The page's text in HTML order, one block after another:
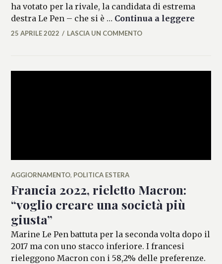
ha votato per la rivale, la candidata di estrema
destra Le Pen – che si è … Continua a leggere
MICAELA
25 APRILE 2022 LASCIA UN COMMENTO
AGGIORNAMENTO, POLITICA ESTERA
Francia 2022, rieletto Macron:
“voglio creare una società più
giusta”
Marine Le Pen battuta per la seconda volta dopo il
2017 ma con uno stacco inferiore. I francesi
rieleggono Macron con i 58,2% delle preferenze.